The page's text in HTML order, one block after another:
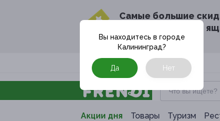
Cамые большие
в твоём почтовом
Москва
Акции дня Товары Туризм
Вы находитесь в городе
Калининград?
Да Нет